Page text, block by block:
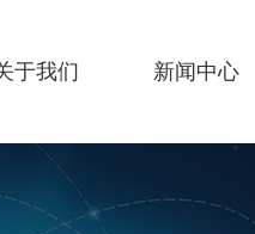
于我们 新闻中心